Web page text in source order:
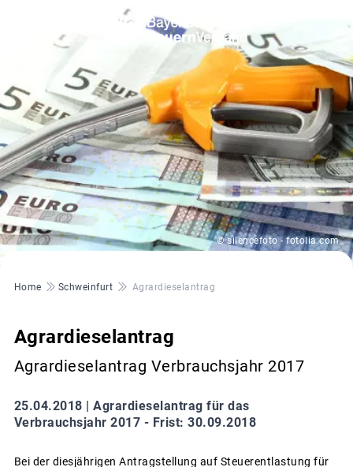
© silencefoto - fotolia.com
Pfadnavigation
Home Schweinfurt Agrardieselantrag
Agrardieselantrag
Agrardieselantrag Verbrauchsjahr 2017
25.04.2018 | Agrardieselantrag für das
Verbrauchsjahr 2017 - Frist: 30.09.2018
Bei der diesjährigen Antragstellung auf Steuerentlastung für